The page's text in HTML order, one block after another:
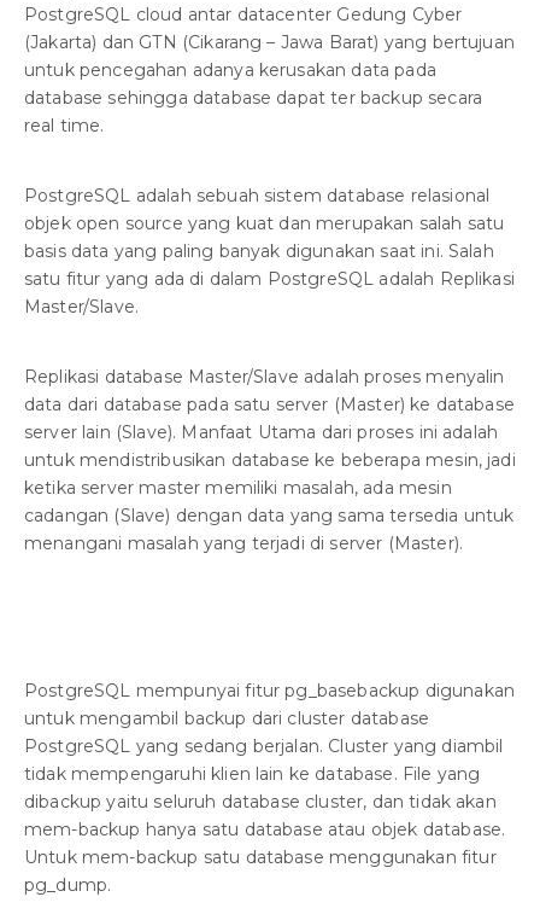
PostgreSQL cloud antar datacenter Gedung Cyber
(Jakarta) dan GTN (Cikarang – Jawa Barat) yang bertujuan
untuk pencegahan adanya kerusakan data pada
database sehingga database dapat ter backup secara
real time.
PostgreSQL adalah sebuah sistem database relasional
objek open source yang kuat dan merupakan salah satu
basis data yang paling banyak digunakan saat ini. Salah
satu fitur yang ada di dalam PostgreSQL adalah Replikasi
Master/Slave.
Replikasi database Master/Slave adalah proses menyalin
data dari database pada satu server (Master) ke database
server lain (Slave). Manfaat Utama dari proses ini adalah
untuk mendistribusikan database ke beberapa mesin, jadi
ketika server master memiliki masalah, ada mesin
cadangan (Slave) dengan data yang sama tersedia untuk
menangani masalah yang terjadi di server (Master).
PostgreSQL mempunyai fitur pg_basebackup digunakan
untuk mengambil backup dari cluster database
PostgreSQL yang sedang berjalan. Cluster yang diambil
tidak mempengaruhi klien lain ke database. File yang
dibackup yaitu seluruh database cluster, dan tidak akan
mem-backup hanya satu database atau objek database.
Untuk mem-backup satu database menggunakan fitur
pg_dump.